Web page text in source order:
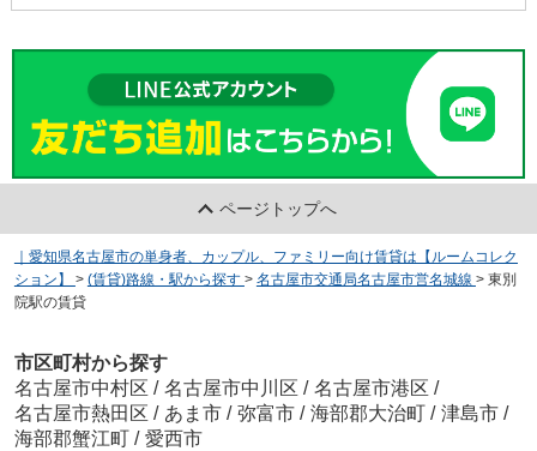
ページトップへ
｜愛知県名古屋市の単身者、カップル、ファミリー向け賃貸は【ルームコレク
ション】
> (賃貸)路線・駅から探す > 名古屋市交通局名古屋市営名城線 > 東別
院駅の賃貸
市区町村から探す
名古屋市中村区 / 名古屋市中川区 / 名古屋市港区 /
名古屋市熱田区 / あま市 / 弥富市 / 海部郡大治町 / 津島市 /
海部郡蟹江町 / 愛西市